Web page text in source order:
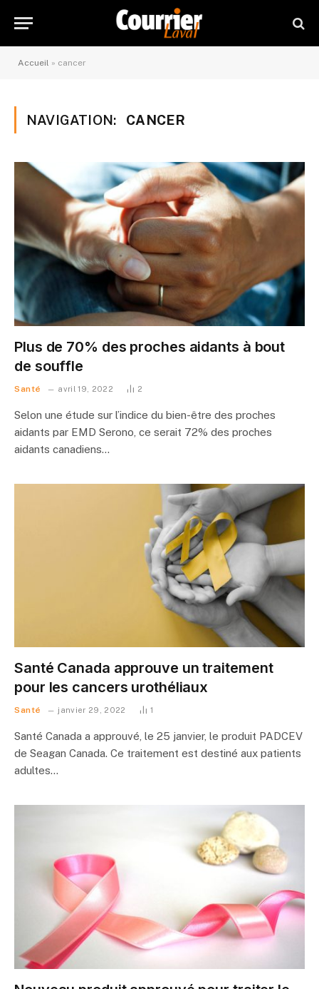
Accueil » cancer
NAVIGATION: CANCER
Plus de 70% des proches aidants à bout
de souffle
Santé avril 19, 2022 2
Selon une étude sur l’indice du bien-être des proches
aidants par EMD Serono, ce serait 72% des proches
aidants canadiens…
Santé Canada approuve un traitement
pour les cancers urothéliaux
Santé janvier 29, 2022 1
Santé Canada a approuvé, le 25 janvier, le produit PADCEV
de Seagan Canada. Ce traitement est destiné aux patients
adultes…